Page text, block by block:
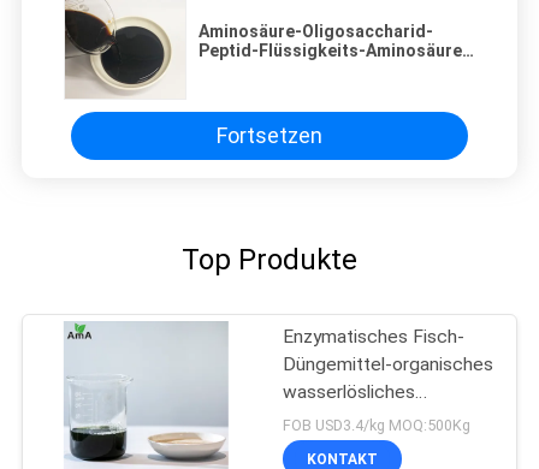
Aminosäure-Oligosaccharid-
Peptid-Flüssigkeits-Aminosäure-
Fortsetzen
Top Produkte
Enzymatisches Fisch-
Düngemittel-organisches
wasserlösliches
Düngemittel-Gelb-Pulver
pH 4-6
FOB USD3.4/kg MOQ:500Kg
KONTAKT